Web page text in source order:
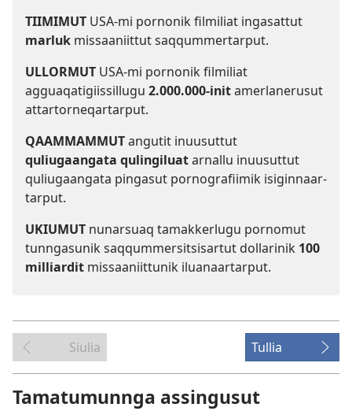
TIIMIMUT USA-mi por­nonik filmiliat ingasat­tut
marluk mis­saaniit­tut saq­qum­mer­tar­put.
UL­LORMUT USA-mi por­nonik filmiliat
agguaqatigiis­sil­lugu 2.000.000-initamerlanerusut
at­tar­tor­neqar­tar­put.
QAAM­MAM­MUTangutit inuusut­tut
quliugaangata qulingiluatar­nal­lu inuusut­tut
quliugaangata pingasut por­nografiimik isigin­naar­
tar­put.
UKIUMUT nunarsuaq tamak­kerlugu por­nomut
tun­ngasunik saq­qum­mersitsisar­tut dol­larinik 100
mil­liardit mis­saaniit­tunik iluanaar­tar­put.
Siulia Tullia
Tamatumunnga assingusut